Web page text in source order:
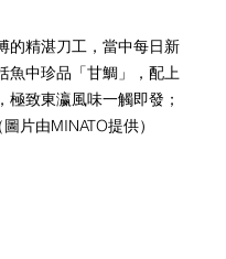
的精湛刀工，當中每日新
魚中珍品「甘鯛」，配上
致東瀛風味一觸即發；
（圖片由MINATO提供）